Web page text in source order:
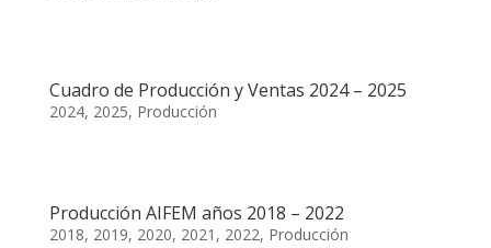
Cuadro de Producción y Ventas 2024 – 2025
2024, 2025, Producción
Producción AIFEM años 2018 – 2022
2018, 2019, 2020, 2021 , 2022, Producción